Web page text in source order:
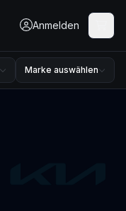
Anmelden
Marke auswählen